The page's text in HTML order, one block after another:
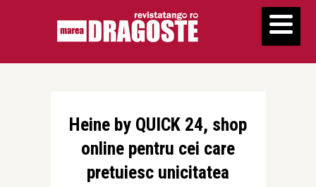
Heine by QUICK 24, shop
online pentru cei care
pretuiesc unicitatea